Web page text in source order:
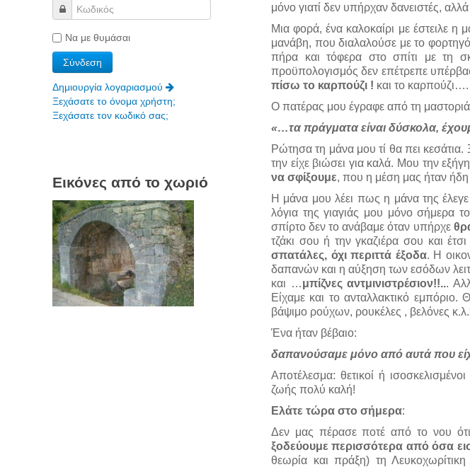
μόνο γιατί δεν υπήρχαν δανειστές,
Μια φορά, ένα καλοκαίρι με έστειλε
μανάβη, που διαλαλούσε με το
πήρα και τόφερα στο σπίτι με τη
προϋπολογισμός δεν επέτρεπε
πίσω το καρπούζι ! και το
Ο πατέρας μου έγραφε από τη
«…τα πράγματα είναι δύσκολα,
Ρώτησα τη μάνα μου τί θα πει κεσάτια.
την είχε βιώσει για καλά. Μου την
να σφίξουμε, που η μέση μας ήταν
Η μάνα μου λέει πως η μάνα της
λόγια της γιαγιάς μου μόνο σήμερα
σπίρτο δεν το ανάβαμε όταν υπήρχε
τζάκι σου ή την γκαζιέρα σου και
σπατάλες, όχι περιττά έξοδα. Η
δαπανών και η αύξηση των εσόδων
και …μπίζνες αντμινιστρέσιον!!...
Είχαμε και το ανταλλακτικό εμπόριο.
βάψιμο ρούχων, ρουκέλες , βελόνες
Ένα ήταν βέβαιο:
δαπανούσαμε μόνο από αυτά που
Αποτέλεσμα: θετικοί ή
ζωής πολύ καλή!
Ελάτε τώρα στο σήμερα:
Δεν μας πέρασε ποτέ από το νου ότι
ξοδεύουμε περισσότερα από όσα
θεωρία και πράξη) τη
Να με θυμάσαι
Δημιουργία λογαριασμού
Ξεχάσατε το όνομα χρήστη;
Ξεχάσατε τον κωδικό σας;
Εικόνες από το χωριό